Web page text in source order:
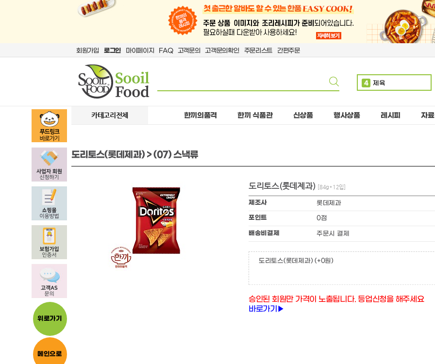
회원가입 로그인 마이페이지 FAQ 고객문의 고객문의확인 주문리스트 간편주문
4 제육
치킨
위로가기
메인으로
카테고리전체 한끼의품격 한끼 식품관 신상품 행사상품 레시피 자
도리토스(롯데제과) > (07) 스낵류
도리토스(롯데제과) [84g*12입]
제조사 롯데제과
포인트 0점
배송비결제 주문시 결제
도리토스(롯데제과) (+0원)
승인된 회원만 가격이 노출됩니다. 등업신청을 해주세요
바로가기▶